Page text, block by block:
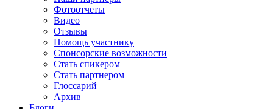
Фотоотчеты
Видео
Отзывы
Помощь участнику
Спонсорские возможности
Стать спикером
Стать партнером
Глоссарий
Архив